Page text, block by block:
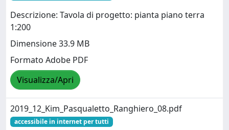
Descrizione: Tavola di progetto: pianta piano terra
1:200
Dimensione 33.9 MB
Formato Adobe PDF
Visualizza/Apri
2019_12_Kim_Pasqualetto_Ranghiero_08.pdf
accessibile in internet per tutti